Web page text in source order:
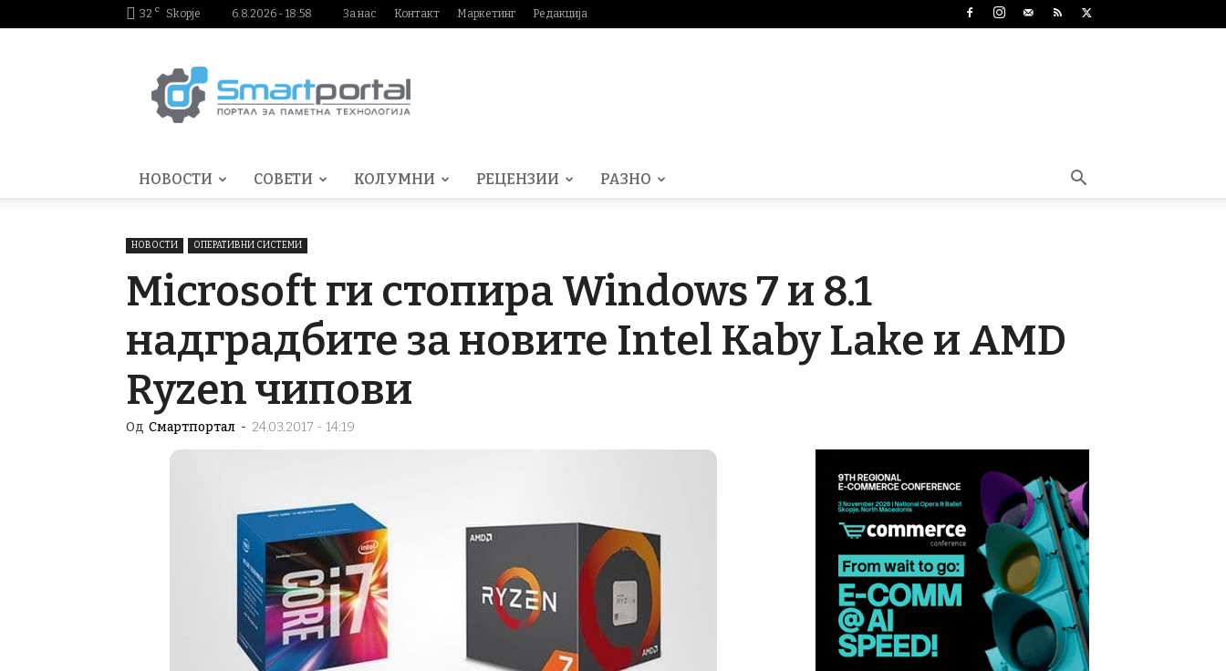
32 C Skopje 6.8.2026 - 18:58 За нас Контакт Маркетинг Редакција
НОВОСТИ СОВЕТИ КОЛУМНИ РЕЦЕНЗИИ РАЗНО
НОВОСТИ ОПЕРАТИВНИ СИСТЕМИ
Microsoft ги стопира Windows 7 и 8.1
надградбите за новите Intel Kaby Lake и AMD
Ryzen чипови
Од Смартпортал - 24.03.2017 - 14:19